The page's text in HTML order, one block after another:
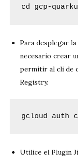
cd gcp-
Para desplegar
necesario crear
permitir al cli de
Registry.
gcloud auth
Utilice el Plugin